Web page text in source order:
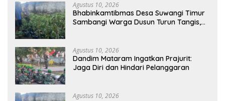
Agustus 10, 2026
Bhabinkamtibmas Desa Suwangi Timur
Sambangi Warga Dusun Turun Tangis,
Agustus 10, 2026
Dandim Mataram Ingatkan Prajurit:
Jaga Diri dan Hindari Pelanggaran
Agustus 10, 2026